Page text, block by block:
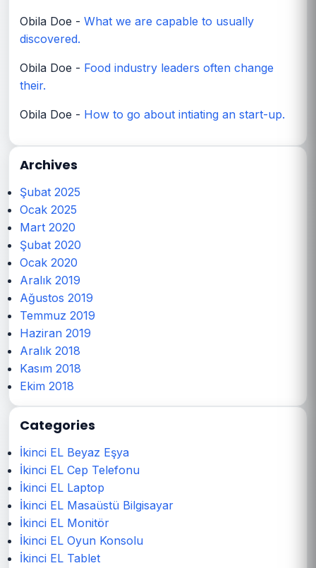
Obila Doe - What we are capable to usually
discovered.
Obila Doe - Food industry leaders often change
their.
Obila Doe - How to go about intiating an start-up.
Archives
Şubat 2025
Ocak 2025
Mart 2020
Şubat 2020
Ocak 2020
Aralık 2019
Ağustos 2019
Temmuz 2019
Haziran 2019
Aralık 2018
Kasım 2018
Ekim 2018
Categories
İkinci EL Beyaz Eşya
İkinci EL Cep Telefonu
İkinci EL Laptop
İkinci EL Masaüstü Bilgisayar
İkinci EL Monitör
İkinci EL Oyun Konsolu
İkinci EL Tablet